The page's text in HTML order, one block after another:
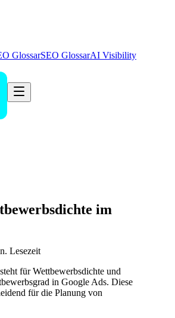
GlossarSEO GlossarAI Visibility
im
Lesezeit
für Wettbewerbsdichte und
in Google Ads. Diese
für die Planung von